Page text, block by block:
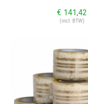
€ 141,42
(incl. BTW)